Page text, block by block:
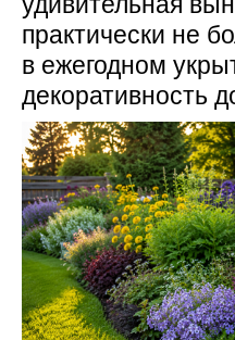
практически не
в ежегодном
декоративность